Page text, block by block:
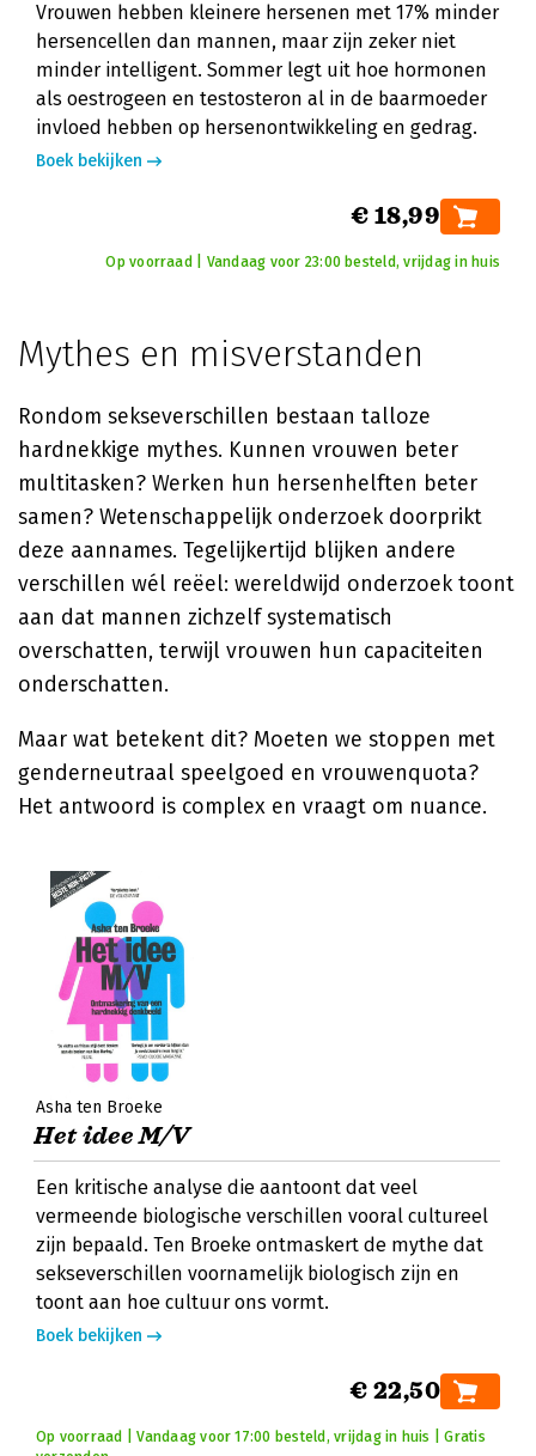
Vrouwen hebben kleinere hersenen met 17% minder
hersencellen dan mannen, maar zijn zeker niet
minder intelligent. Sommer legt uit hoe hormonen
als oestrogeen en testosteron al in de baarmoeder
invloed hebben op hersenontwikkeling en gedrag.
Boek bekijken
€ 18,99
Op voorraad | Vandaag voor 23:00 besteld, vrijdag in huis
Mythes en misverstanden
Rondom sekseverschillen bestaan talloze
hardnekkige mythes. Kunnen vrouwen beter
multitasken? Werken hun hersenhelften beter
samen? Wetenschappelijk onderzoek doorprikt
deze aannames. Tegelijkertijd blijken andere
verschillen wél reëel: wereldwijd onderzoek toont
aan dat mannen zichzelf systematisch
overschatten, terwijl vrouwen hun capaciteiten
onderschatten.
Maar wat betekent dit? Moeten we stoppen met
genderneutraal speelgoed en vrouwenquota?
Het antwoord is complex en vraagt om nuance.
Asha ten Broeke
Het idee M/V
Een kritische analyse die aantoont dat veel
vermeende biologische verschillen vooral cultureel
zijn bepaald. Ten Broeke ontmaskert de mythe dat
sekseverschillen voornamelijk biologisch zijn en
toont aan hoe cultuur ons vormt.
Boek bekijken
€ 22,50
Op voorraad | Vandaag voor 17:00 besteld, vrijdag in huis | Gratis